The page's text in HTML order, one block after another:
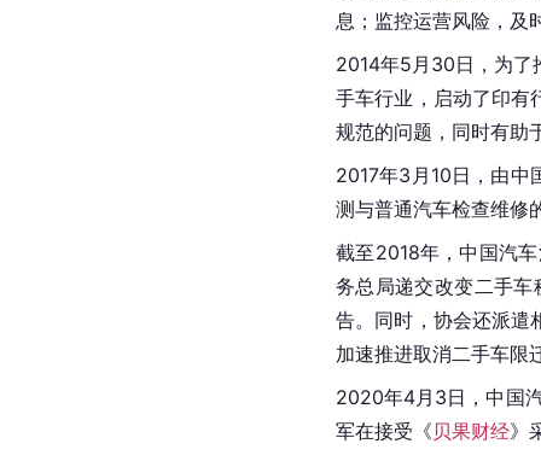
息；监控运营风险，及
2014年5月30日，为了
手车行业，启动了印
规范的问题，同时有助
2017年3月10日，由中
测与普通汽车检查维修
截至2018年，中国汽
务总局递交改变二手
告。同时，协会还派遣
加速推进取消二手车限
2020年4月3日，中国
军在接受《 贝果财经》